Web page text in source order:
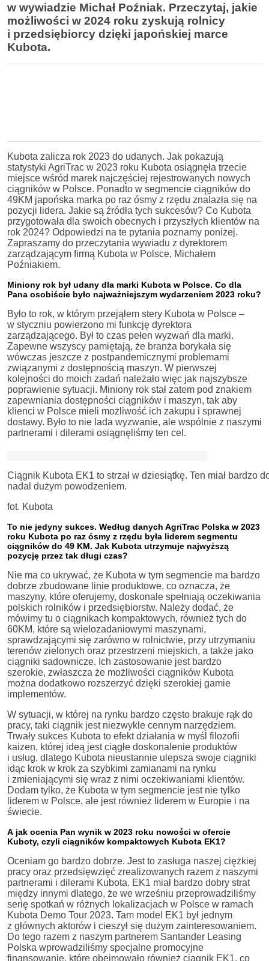
w wywiadzie Michał Poźniak. Przeczytaj, jakie
możliwości w 2024 roku zyskują rolnicy
i przedsiębiorcy dzięki japońskiej marce
Kubota.
Kubota zalicza rok 2023 do udanych. Jak pokazują
statystyki AgriTrac w 2023 roku Kubota osiągnęła trzecie
miejsce wśród marek najczęściej rejestrowanych nowych
ciągników w Polsce. Ponadto w segmencie ciągników do
49KM japońska marka po raz ósmy z rzędu znalazła się na
pozycji lidera. Jakie są źródła tych sukcesów? Co Kubota
przygotowała dla swoich obecnych i przyszłych klientów na
rok 2024? Odpowiedzi na te pytania poznamy poniżej.
Zapraszamy do przeczytania wywiadu z dyrektorem
zarządzającym firmą Kubota w Polsce, Michałem
Poźniakiem.
Miniony rok był udany dla marki Kubota w Polsce. Co dla
Pana osobiście było najważniejszym wydarzeniem 2023 roku?
Było to rok, w którym przejąłem stery Kubota w Polsce –
w styczniu powierzono mi funkcję dyrektora
zarządzającego. Był to czas pełen wyzwań dla marki.
Zapewne wszyscy pamiętają, że branża borykała się
wówczas jeszcze z postpandemicznymi problemami
związanymi z dostępnością maszyn. W pierwszej
kolejności do moich zadań należało więc jak najszybsze
poprawienie sytuacji. Miniony rok stał zatem pod znakiem
zapewniania dostępności ciągników i maszyn, tak aby
klienci w Polsce mieli możliwość ich zakupu i sprawnej
dostawy. Było to nie lada wyzwanie, ale wspólnie z naszymi
partnerami i dilerami osiągnęliśmy ten cel.
Ciągnik Kubota EK1 to strzał w dziesiątkę. Ten miał bardzo
nadal dużym powodzeniem.
fot. Kubota
To nie jedyny sukces. Według danych AgriTrac Polska w 2023
roku Kubota po raz ósmy z rzędu była liderem segmentu
ciągników do 49 KM. Jak Kubota utrzymuje najwyższą
pozycję przez tak długi czas?
Nie ma co ukrywać, że Kubota w tym segmencie ma bardzo
dobrze zbudowane linie produktowe, co oznacza, że
maszyny, które oferujemy, doskonale spełniają oczekiwania
polskich rolników i przedsiębiorstw. Należy dodać, że
mówimy tu o ciągnikach kompaktowych, również tych do
60KM, które są wielozadaniowymi maszynami,
sprawdzającymi się zarówno w rolnictwie, przy utrzymaniu
terenów zielonych oraz przestrzeni miejskich, a także jako
ciągniki sadownicze. Ich zastosowanie jest bardzo
szerokie, zwłaszcza że możliwości ciągników Kubota
można dodatkowo rozszerzyć dzięki szerokiej gamie
implementów.
W sytuacji, w której na rynku bardzo często brakuje rąk do
pracy, taki ciągnik jest niezwykle cennym narzędziem.
Trwały sukces Kubota to efekt działania w myśl filozofii
kaizen, której ideą jest ciągłe doskonalenie produktów
i usług, dlatego Kubota nieustannie ulepsza swoje ciągniki
idąc krok w krok za szybkimi zamianami na rynku
i zmieniającymi się wraz z nimi oczekiwaniami klientów.
Dodam tylko, że Kubota w tym segmencie jest nie tylko
liderem w Polsce, ale jest również liderem w Europie i na
świecie.
A jak ocenia Pan wynik w 2023 roku nowości w ofercie
Kuboty, czyli ciągników kompaktowych Kubota EK1?
Oceniam go bardzo dobrze. Jest to zasługa naszej ciężkiej
pracy oraz przedsięwzięć zrealizowanych razem z naszymi
partnerami i dilerami Kubota. EK1 miał bardzo dobry strat
między innymi dlatego, że we wrześniu przeprowadziliśmy
serię spotkań w różnych lokalizacjach w Polsce w ramach
Kubota Demo Tour 2023. Tam model EK1 był jednym
z głównych aktorów i cieszył się dużym zainteresowaniem.
Do tego razem z naszym partnerem Santander Leasing
Polska wprowadziliśmy specjalne promocyjne
finansowanie, które obejmowało również ciągnik EK1, co